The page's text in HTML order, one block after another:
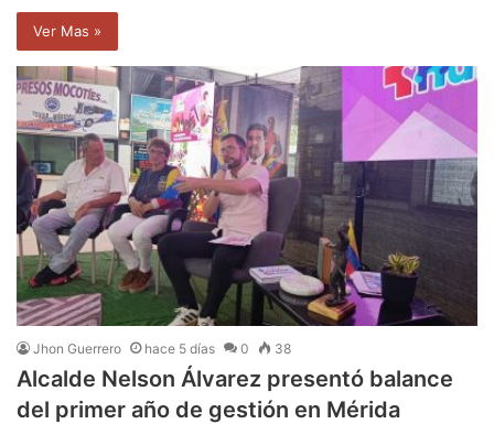
Ver Mas »
Jhon Guerrero hace 5 días 0 38
Alcalde Nelson Álvarez presentó balance
del primer año de gestión en Mérida